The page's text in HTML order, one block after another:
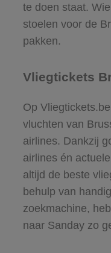
te doen staat.
stoelen voor de
pakken.
Vliegtickets
Op
vluchten van
airlines. Dankzij
airlines én
altijd de beste
behulp van
zoekmachine,
naar Sanday zo